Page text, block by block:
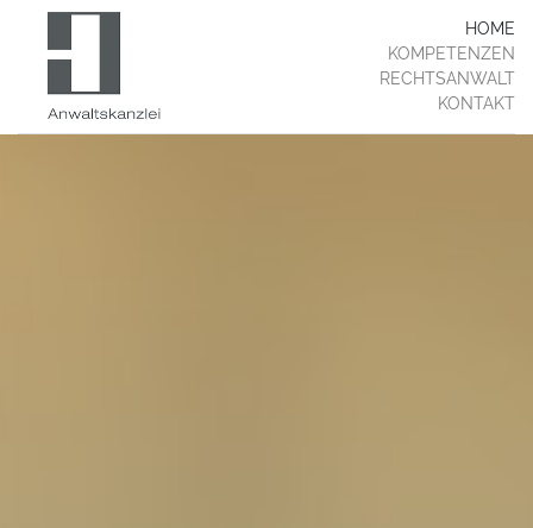
HOME
KOMPETENZEN
RECHTSANWALT
KONTAKT